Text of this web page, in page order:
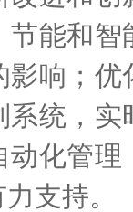
节能和
响；
统，
动化管
支持。